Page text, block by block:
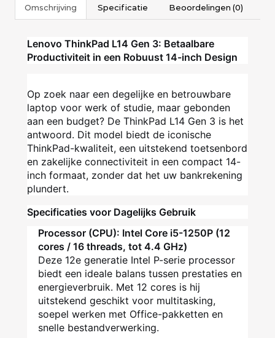
Omschrijving Specificatie Beoordelingen (0)
Lenovo ThinkPad L14 Gen 3: Betaalbare
Productiviteit in een Robuust 14-inch Design
Op zoek naar een degelijke en betrouwbare
laptop voor werk of studie, maar gebonden
aan een budget? De ThinkPad L14 Gen 3 is het
antwoord. Dit model biedt de iconische
ThinkPad-kwaliteit, een uitstekend toetsenbord
en zakelijke connectiviteit in een compact 14-
inch formaat, zonder dat het uw bankrekening
plundert.
Specificaties voor Dagelijks Gebruik
Processor (CPU): Intel Core i5-1250P (12
cores / 16 threads, tot 4.4 GHz)
Deze 12e generatie Intel P-serie processor
biedt een ideale balans tussen prestaties en
energieverbruik. Met 12 cores is hij
uitstekend geschikt voor multitasking,
soepel werken met Office-pakketten en
snelle bestandverwerking.